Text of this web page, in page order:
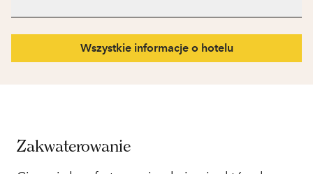
Wszystkie informacje o hotelu
Zakwaterowanie